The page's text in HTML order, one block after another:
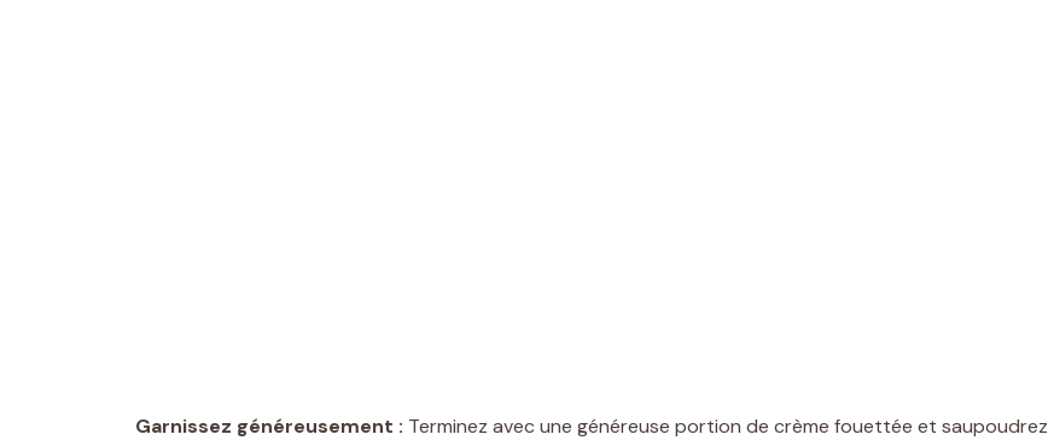
Garnissez généreusement : Terminez avec une généreuse portion de crème fouettée et saupoudrez